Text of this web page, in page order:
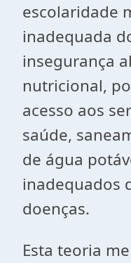
escolaridade
inadequada
insegurança
nutricional,
acesso aos
saúde,
de água
inadequados
doenças.
Esta teoria